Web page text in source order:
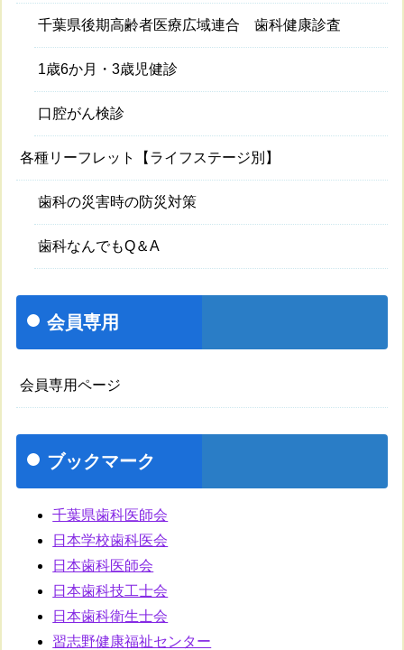
千葉県後期高齢者医療広域連合 歯科健康診査
1歳6か月・3歳児健診
口腔がん検診
各種リーフレット【ライフステージ別】
歯科の災害時の防災対策
歯科なんでもQ＆A
会員専用
会員専用ページ
ブックマーク
千葉県歯科医師会
日本学校歯科医会
日本歯科医師会
日本歯科技工士会
日本歯科衛生士会
習志野健康福祉センター